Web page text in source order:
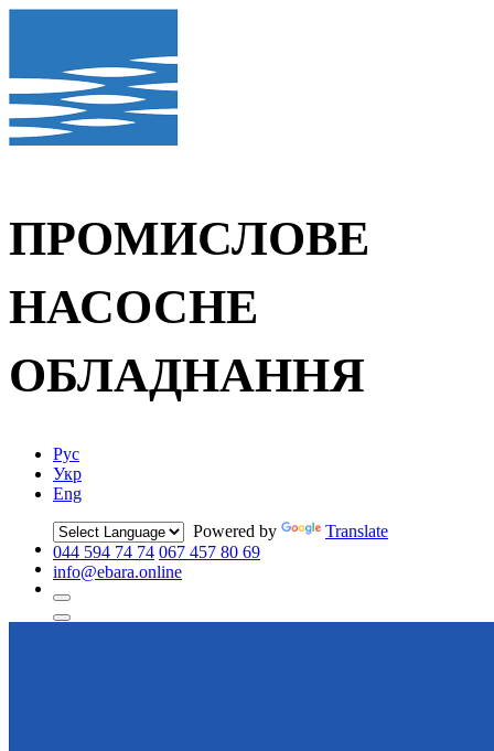
ПРОМИСЛОВЕ
НАСОСНЕ
ОБЛАДНАННЯ
Рус
Укр
Eng
Powered by
Translate
044 594 74 74 067 457 80 69
info@ebara.online